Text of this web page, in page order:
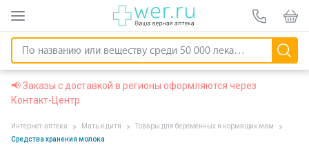
📢 Заказы с доставкой в регионы оформляются через
Контакт-Центр
Интернет-аптека Мать и дитя
Товары для беременных и кормящих мам
Средства хранения молока